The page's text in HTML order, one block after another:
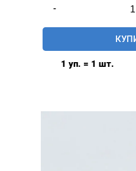
-
товара
1 уп. = 1 шт.